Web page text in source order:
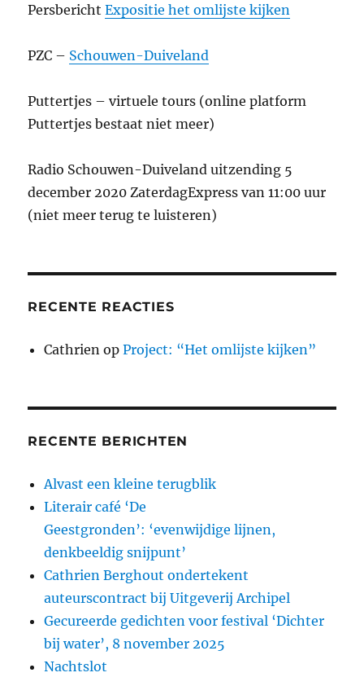
PersberichtExpositie het omlijste kijken
PZC – Schouwen-Duiveland
Puttertjes – virtuele tours (online platform
Puttertjes bestaat niet meer)
Radio Schouwen-Duiveland uitzending 5
december 2020 ZaterdagExpress van 11:00 uur
(niet meer terug te luisteren)
RECENTE REACTIES
Cathrien opProject: “Het omlijste kijken”
RECENTE BERICHTEN
Alvast een kleine terugblik
Literair café ‘De
Geestgronden’: ‘evenwijdige lijnen,
denkbeeldig snijpunt’
Cathrien Berghout ondertekent
auteurscontract bij Uitgeverij Archipel
Gecureerde gedichten voor festival ‘Dichter
bij water’, 8 november 2025
Nachtslot